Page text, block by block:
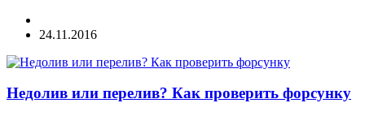
24.11.2016
Недолив или перелив? Как проверить форсунку